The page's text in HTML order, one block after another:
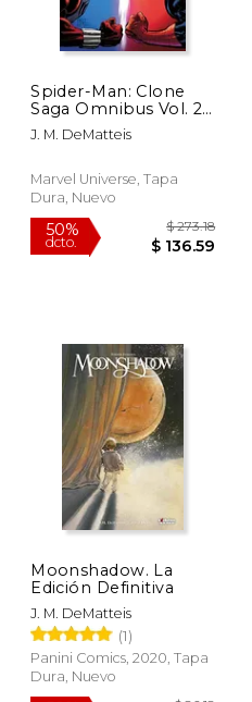
50%
dcto.
Spider-Man: Clone
Saga Omnibus Vol. 2
[New Printing] (en
Inglés)
J. M. DeMatteis
Marvel Universe, Tapa
Dura, Nuevo
Moonshadow. La
Edición Definitiva
J. M. DeMatteis
(1)
Panini Comics, 2020, Tapa
Dura, Nuevo